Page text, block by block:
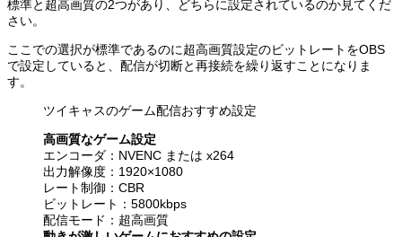
標準と超高画質の2つがあり、どちらに設定されているのか見てくだ
さい。
ここでの選択が標準であるのに超高画質設定のビットレートをOBS
で設定していると、配信が切断と再接続を繰り返すことになりま
す。
ツイキャスのゲーム配信おすすめ設定
高画質なゲーム設定
エンコーダ：NVENC または x264
出力解像度：1920×1080
レート制御：CBR
ビットレート：5800kbps
配信モード：超高画質